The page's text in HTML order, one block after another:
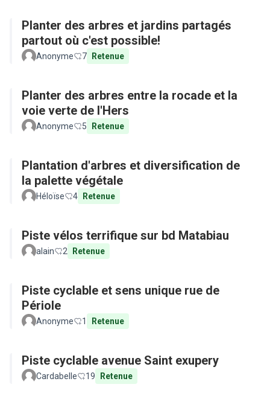
Planter des arbres et jardins partagés
partout où c'est possible!
Anonyme 7 Retenue
Planter des arbres entre la rocade et la
voie verte de l'Hers
Anonyme 5 Retenue
Plantation d'arbres et diversification de
la palette végétale
Héloïse 4 Retenue
Piste vélos terrifique sur bd Matabiau
alain 2 Retenue
Piste cyclable et sens unique rue de
Périole
Anonyme 1 Retenue
Piste cyclable avenue Saint exupery
Cardabelle 19 Retenue